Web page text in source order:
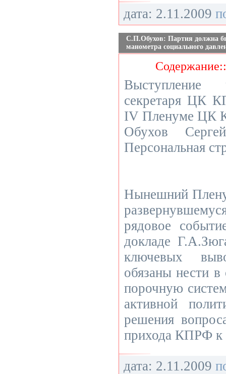
дата: 2.11.2009
С.П.Обухов: Партия должна
манометра социального
Выступление
секретаря ЦК
IV Пленуме ЦК
Обухов
Персональная
Нынешний
рядовое
докладе
ключевых
обязаны нести
порочную
активной
решения
прихода КПРФ к
дата: 2.11.2009